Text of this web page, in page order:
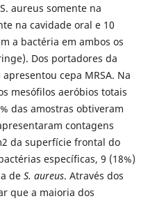
aureus somente na
na cavidade oral e 10
a bactéria em ambos os
Dos portadores da
cepa MRSA. Na
mesófilos aeróbios totais
das amostras obtiveram
contagens
da superfície frontal do
específicas, 9 (18%)
de S. aureus. Através dos
que a maioria dos